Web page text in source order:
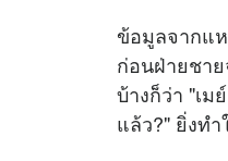
ข้อมูลจากแ
ก่อนฝ่ายชา
บ้างก็ว่า "เ
แล้ว?" ยิ่งท